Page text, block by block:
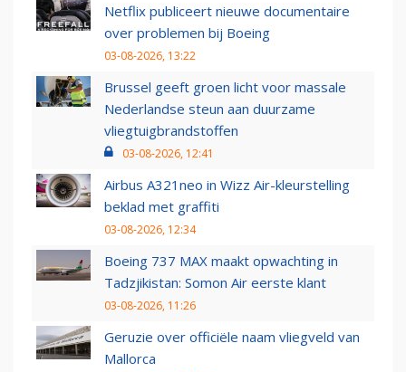
Netflix publiceert nieuwe documentaire
over problemen bij Boeing
03-08-2026, 13:22
Brussel geeft groen licht voor massale
Nederlandse steun aan duurzame
vliegtuigbrandstoffen
03-08-2026, 12:41
Airbus A321neo in Wizz Air-kleurstelling
beklad met graffiti
03-08-2026, 12:34
Boeing 737 MAX maakt opwachting in
Tadzjikistan: Somon Air eerste klant
03-08-2026, 11:26
Geruzie over officiële naam vliegveld van
Mallorca